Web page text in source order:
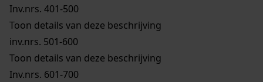
Inv.nrs. 401-500
Toon details van deze beschrijving
inv.nrs. 501-600
Toon details van deze beschrijving
Inv.nrs. 601-700